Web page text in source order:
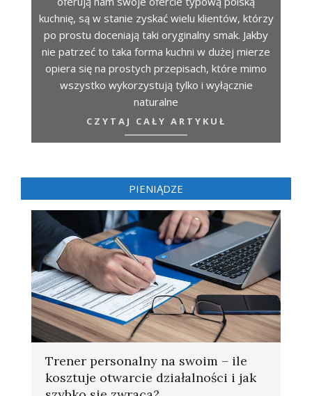
kuchnię, są w stanie zyskać wielu klientów, którzy
po prostu doceniają taki oryginalny smak. Jakby
nie patrzeć to taka forma kuchni w dużej mierze
opiera się na prostych przepisach, które mimo
wszystko wykorzystują tylko i wyłącznie
naturalne
CZYTAJ CAŁY ARTYKUŁ
PIENIĄDZE
Trener personalny na swoim – ile
kosztuje otwarcie działalności i jak